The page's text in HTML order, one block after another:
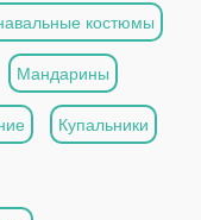
костюмы
Мандарины
Купальники